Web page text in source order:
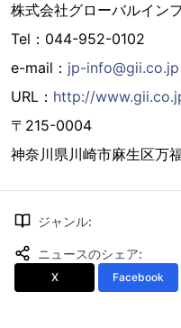
株式会社グローバルイン
Tel：044-952-0102
e-mail： jp-info@gii.co.jp
URL： http://
〒215-0004
神奈川県川崎市麻生区万
ジャンル:
ニュースのシェア:
X Facebook